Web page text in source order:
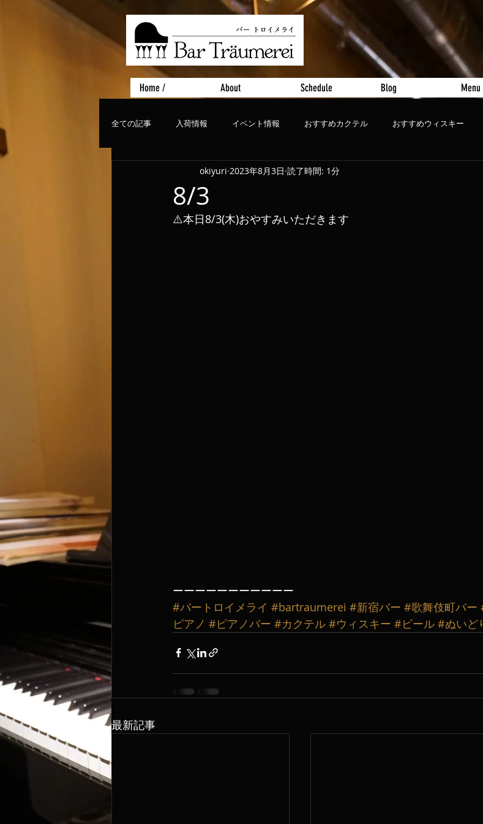
Home / About Schedule Blog Menu
全ての記事 入荷情報 イベント情報 おすすめカクテル おすすめウィスキー
ライブ、コンサート おすすめビール
8/3
okiyuri 2023年8月3日 読了時間: 1分
⚠️本日8/3(木)おやすみいただきます
ーーーーーーーーーーー
#バートロイメライ #bartraumerei #新宿バー #歌舞伎町バー
ピアノ #ピアノバー #カクテル #ウィスキー #ビール #ぬいど
最新記事